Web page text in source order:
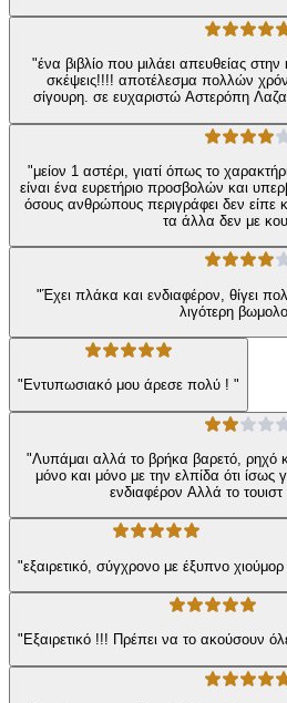
"ένα βιβλίο που μιλάει απευθείας στην
σκέψεις!!!! αποτέλεσμα πολλών
σίγουρη. σε ευχαριστώ Αστερόπη
"μείον 1 αστέρι, γιατί όπως το χαρακτήρισε και η ίδια η συγγραφέας,
είναι ένα ευρετήριο προσβολών και υπερβολών. αν
όσους ανθρώπους περιγράφει δεν είπε
τα άλλα δεν με
"Έχει πλάκα και ενδιαφέρον, θίγει
λιγότερη
"Εντυπωσιακό μου άρεσε πολύ ! "
"Λυπάμαι αλλά το βρήκα βαρετό, ρηχό
μόνο και μόνο με την ελπίδα ότι ίσως
ενδιαφέρον Αλλά το
"εξαιρετικό, σύγχρονο με έξυπνο χιούμορ
"Εξαιρετικό !!! Πρέπει να το ακούσουν